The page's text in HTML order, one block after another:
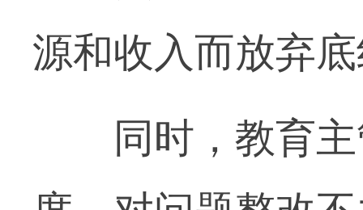
源和收入而放弃
同时，教育主